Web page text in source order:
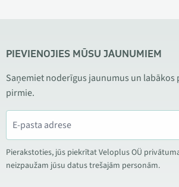
PIEVIENOJIES MŪSU JAUNUMIEM
Saņemiet noderīgus jaunumus un labākos
pirmie.
Pierakstoties, jūs piekrītat Veloplus OÜ
neizpaužam jūsu datus trešajām personām.